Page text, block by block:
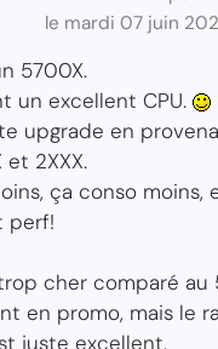
le mardi 07 juin
5700X.
un excellent CPU.
upgrade en
et 2XXX.
ça conso moins,
perf!
cher comparé au
en promo, mais le
juste excellent.